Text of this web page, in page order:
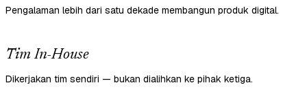
Pengalaman lebih dari satu dekade membangun produk digital.
Tim In-House
Dikerjakan tim sendiri — bukan dialihkan ke pihak ketiga.